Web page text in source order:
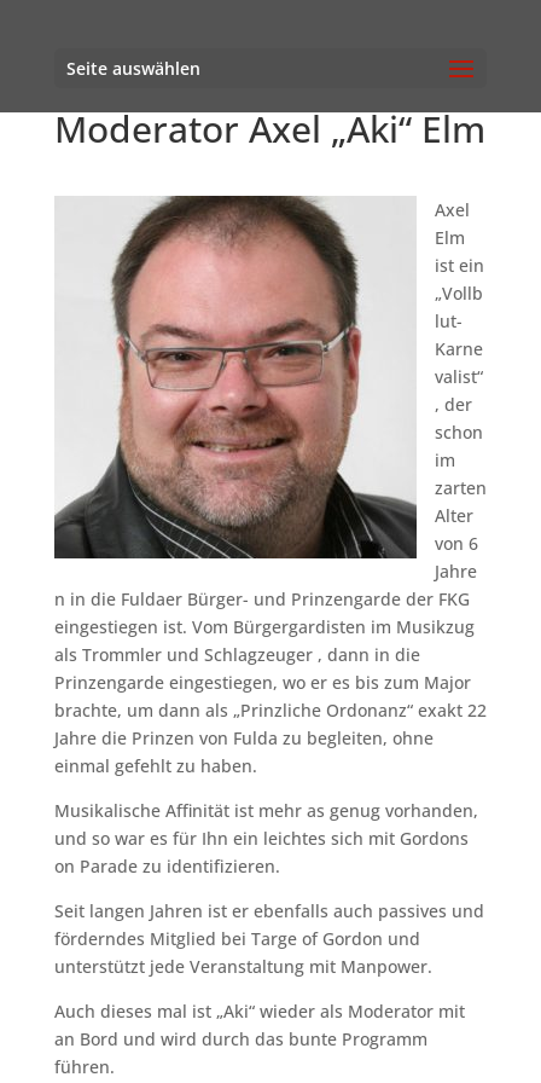
Seite auswählen
Moderator Axel „Aki“ Elm
Axel
Elm
ist ein
„Vollb
lut-
Karne
valist“
, der
schon
im
zarten
Alter
von 6
Jahre
n in die Fuldaer Bürger- und Prinzengarde der FKG
eingestiegen ist. Vom Bürgergardisten im Musikzug
als Trommler und Schlagzeuger , dann in die
Prinzengarde eingestiegen, wo er es bis zum Major
brachte, um dann als „Prinzliche Ordonanz“ exakt 22
Jahre die Prinzen von Fulda zu begleiten, ohne
einmal gefehlt zu haben.
Musikalische Affinität ist mehr as genug vorhanden,
und so war es für Ihn ein leichtes sich mit Gordons
on Parade zu identifizieren.
Seit langen Jahren ist er ebenfalls auch passives und
förderndes Mitglied bei Targe of Gordon und
unterstützt jede Veranstaltung mit Manpower.
Auch dieses mal ist „Aki“ wieder als Moderator mit
an Bord und wird durch das bunte Programm
führen.